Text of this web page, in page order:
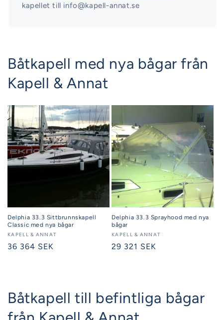
kapellet till info@kapell-annat.se
Båtkapell med nya bågar från
Kapell & Annat
Delphia 33.3 Sittbrunnskapell
Classic med nya bågar
Säljare:
KAPELL & ANNAT
Ordinarie
36 364 SEK
Delphia 33.3 Sprayhood med nya
bågar
Säljare:
KAPELL & ANNAT
Ordinarie
29 321 SEK
Båtkapell till befintliga bågar